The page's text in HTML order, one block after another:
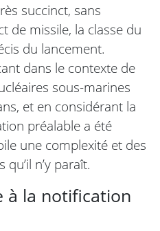
succinct, sans
de missile, la classe du
du lancement.
dans le contexte de
sous-marines
et en considérant la
préalable a été
une complexité et des
n’y paraît.
à la notification